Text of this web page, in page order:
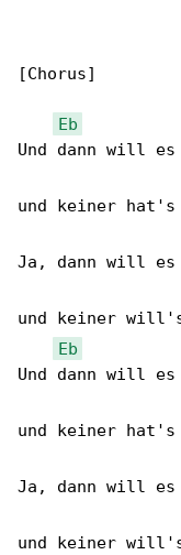
[Chorus]
Eb
Und dann will es
und keiner hat's
Ja, dann will es
und keiner
Eb
Und dann will es
und keiner hat's
Ja, dann will es
und keiner